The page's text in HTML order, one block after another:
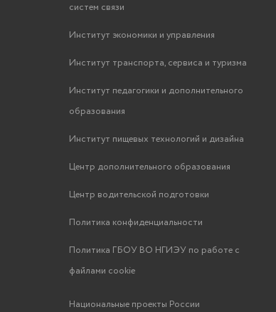
систем связи
Институт экономики и управления
Институт транспорта, сервиса и туризма
Институт педагогики и дополнительного
образования
Институт пищевых технологий и дизайна
Центр дополнительного образования
Центр водительской подготовки
Политика конфиденциальности
Политика ГБОУ ВО НГИЭУ по работе с
файлами cookie
Национальные проекты России